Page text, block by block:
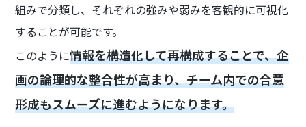
組みで分類し、それぞれの強みや弱みを客観的に可視化
することが可能です。
このように情報を構造化して再構成することで、企
画の論理的な整合性が高まり、チーム内での合意
形成もスムーズに進むようになります。